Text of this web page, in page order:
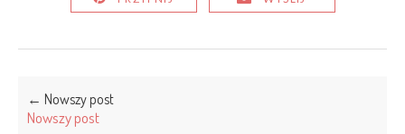
← Nowszy post
Nowszy post